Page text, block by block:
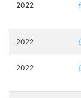
2022
2022
2022